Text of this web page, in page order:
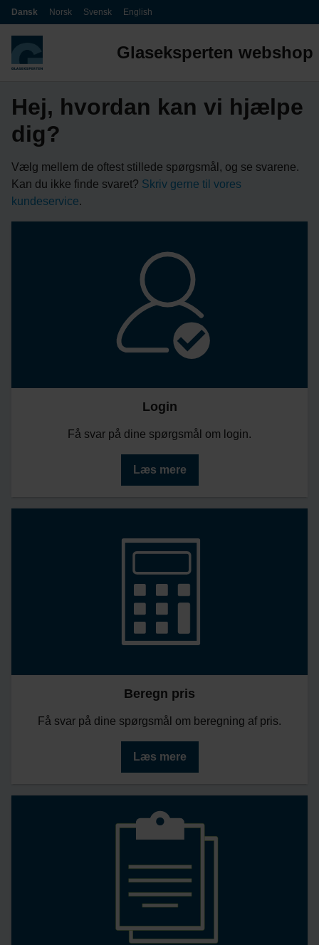
Dansk Norsk Svensk English
Glaseksperten webshop
Hej, hvordan kan vi hjælpe
dig?
Vælg mellem de oftest stillede spørgsmål, og se svarene.
Kan du ikke finde svaret? Skriv gerne til vores
kundeservice.
Login
Få svar på dine spørgsmål om login.
Læs mere
Beregn pris
Få svar på dine spørgsmål om beregning af pris.
Læs mere